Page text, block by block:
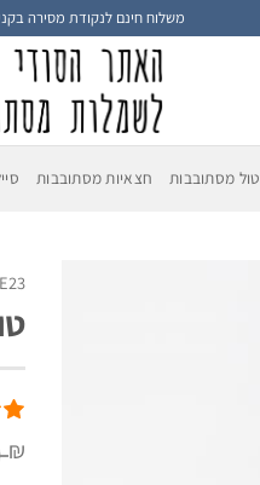
משלוח חינם לנקודת מסירה בקנייה
טול מסתובבות חצאיות מסתובבות
₪